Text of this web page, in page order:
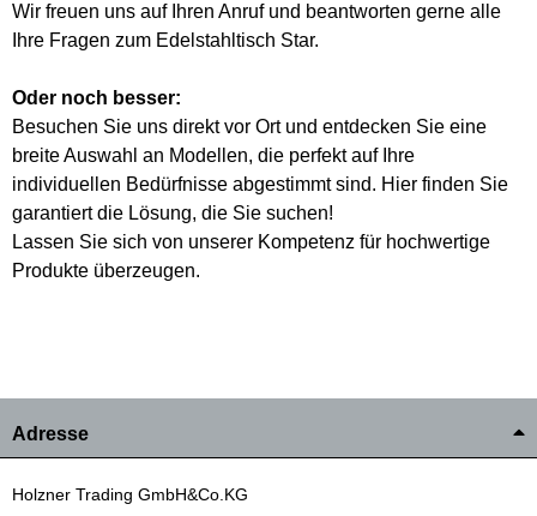
Wir freuen uns auf Ihren Anruf und beantworten gerne alle
Ihre Fragen zum Edelstahltisch Star.
Oder noch besser:
Besuchen Sie uns direkt vor Ort und entdecken Sie eine
breite Auswahl an Modellen, die perfekt auf Ihre
individuellen Bedürfnisse abgestimmt sind. Hier finden Sie
garantiert die Lösung, die Sie suchen!
Lassen Sie sich von unserer Kompetenz für hochwertige
Produkte überzeugen.
Adresse
Holzner Trading GmbH&Co.KG